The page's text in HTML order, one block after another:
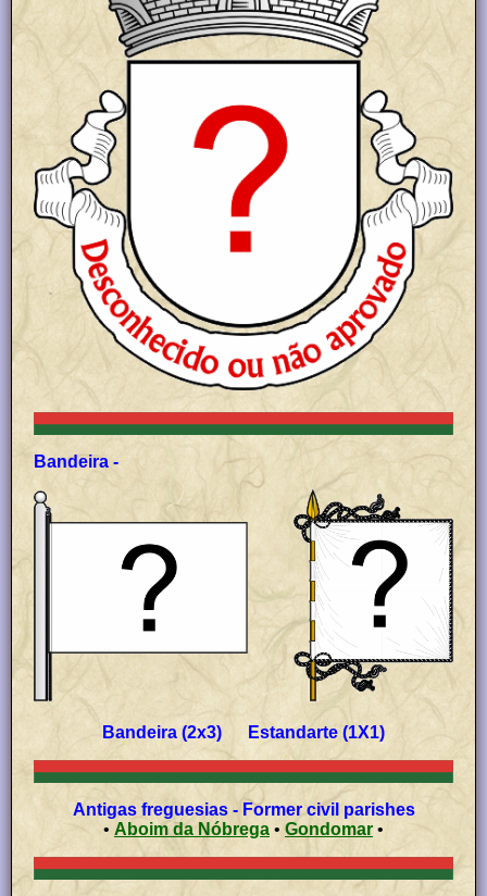
Bandeira -
Bandeira (2x3) Estandarte (1X1)
Antigas freguesias - Former civil parishes
•
Aboim da Nóbrega • Gondomar •